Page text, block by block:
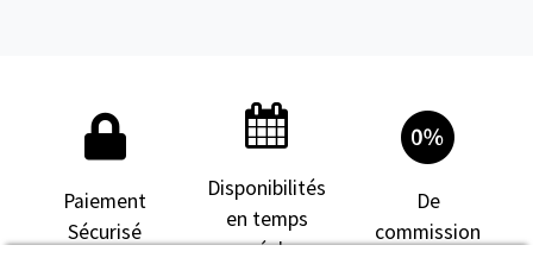
Paiement
Sécurisé
Disponibilités
en temps
réel
De
commission